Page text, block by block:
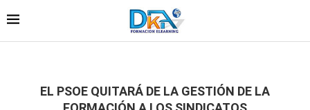
EL PSOE QUITARÁ DE LA GESTIÓN DE LA